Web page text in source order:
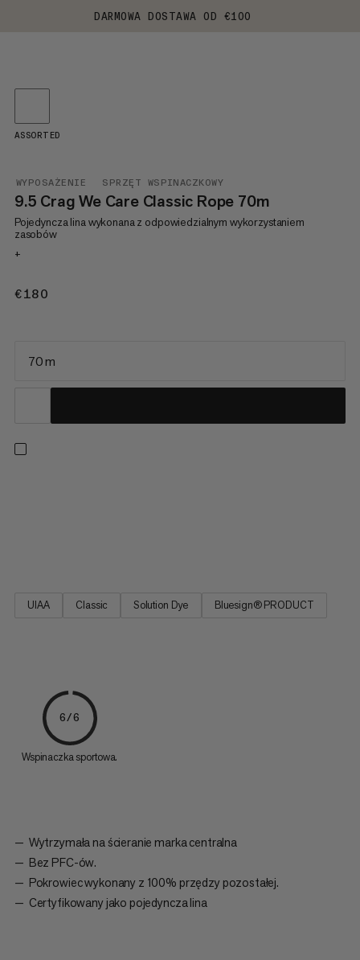
DARMOWA DOSTAWA OD €100
WYPOSAŻENIE SPRZĘT WSPINACZKOWY
9.5 Crag We Care Classic Rope 70m
Pojedyncza lina wykonana z odpowiedzialnym wykorzystaniem
zasobów
+
€180
ASSORTED
70 m
UIAA Classic Solution Dye Bluesign® PRODUCT
6/6
Wspinaczka sportowa.
Wytrzymała na ścieranie marka centralna
Bez PFC-ów.
Pokrowiec wykonany z 100% przędzy pozostałej.
Certyfikowany jako pojedyncza lina